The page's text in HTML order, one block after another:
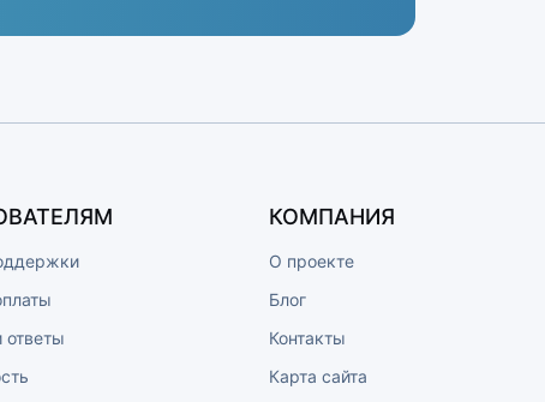
ответы
КОМПАНИЯ
О проекте
Блог
Контакты
Карта сайта